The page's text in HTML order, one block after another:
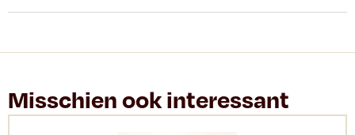
Misschien ook interessant